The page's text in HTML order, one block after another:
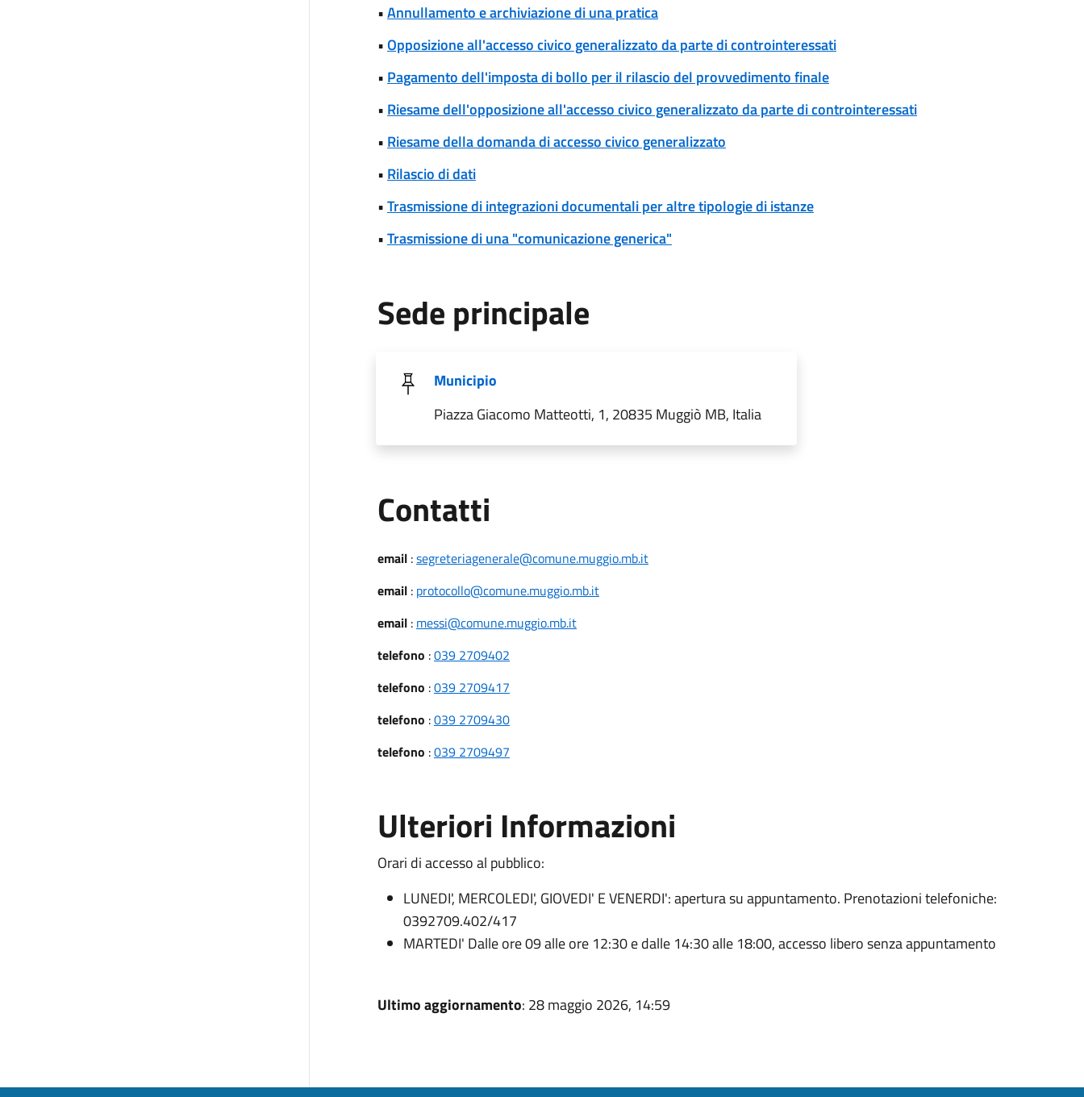
•Annullamento e archiviazione di una pratica
•Opposizione all'accesso civico generalizzato da parte di controinteressati
• Pagamento dell'imposta di bollo per il rilascio del provvedimento finale
• Riesame dell'opposizione all'accesso civico generalizzato da parte di controinteressati
• Riesame della domanda di accesso civico generalizzato
• Rilascio di dati
•Trasmissione di integrazioni documentali per altre tipologie di istanze
•Trasmissione di una "comunicazione generica"
Sede principale
Municipio
Piazza Giacomo Matteotti, 1, 20835 Muggiò MB, Italia
Contatti
email:segreteriagenerale@comune.muggio.mb.it
email: protocollo@comune.muggio.mb.it
email: messi@comune.muggio.mb.it
telefono :039 2709402
telefono :039 2709417
telefono :039 2709430
telefono :039 2709497
Ulteriori Informazioni
Orari di accesso al pubblico:
LUNEDI', MERCOLEDI', GIOVEDI' E VENERDI': apertura su appuntamento. Prenotazioni telefoniche:
0392709.402/417
MARTEDI' Dalle ore 09 alle ore 12:30 e dalle 14:30 alle 18:00, accesso libero senza appuntamento
Ultimo aggiornamento: 28 maggio 2026, 14:59